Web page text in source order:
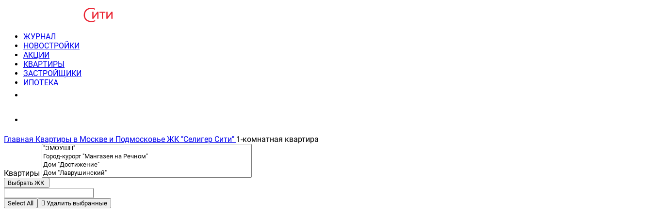
ЖУРНАЛ
НОВОСТРОЙКИ
АКЦИИ
КВАРТИРЫ
ЗАСТРОЙЩИКИ
ИПОТЕКА
Главная Квартиры в Москве и Подмосковье ЖК "Селигер Сити" 1-комнатная квартира
Квартиры
Выбрать ЖК
Select All Удалить выбранные